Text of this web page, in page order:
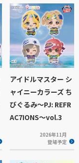
アイドルマスター シ
ャイニーカラーズ ち
びぐるみ～PJ: REFR
AC7IONS～vol.3
2026年11月
登場予定